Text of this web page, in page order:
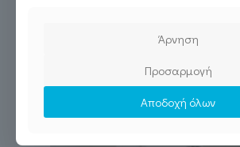
Read more
Άρνηση
Προσαρμογή
Αποδοχή όλων